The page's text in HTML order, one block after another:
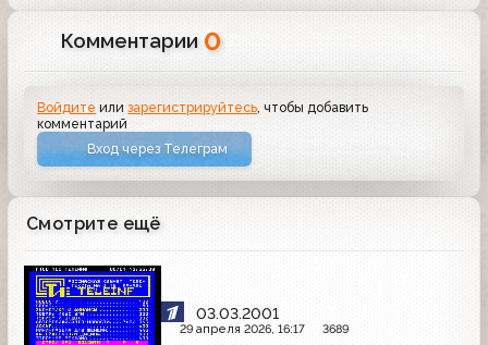
Комментарии 0
Войдите илизарегистрируйтесь, чтобы добавить
комментарий
Вход через Телеграм
Смотрите ещё
03.03.2001
29 апреля 2026, 16:17 3689